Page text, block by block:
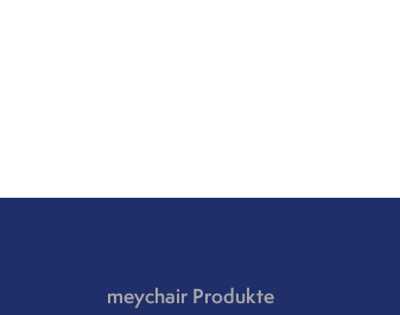
meychair Produkte